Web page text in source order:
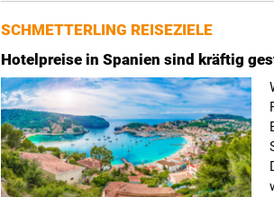
SCHMETTERLING REISEZIELE
Hotelpreise in Spanien sind kräftig